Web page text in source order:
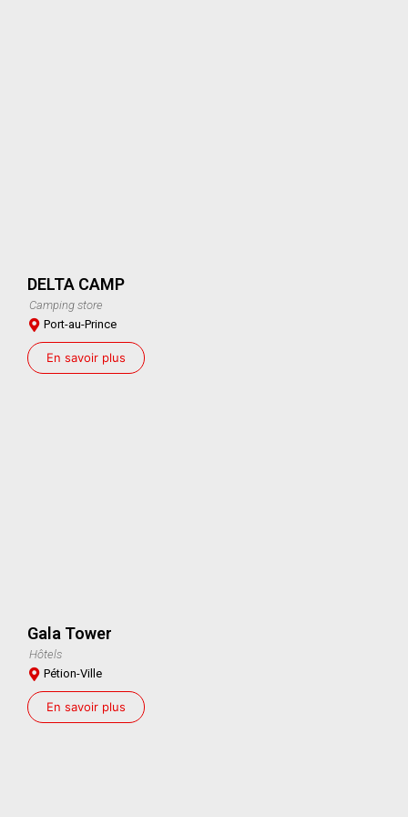
DELTA CAMP
Camping store
Port-au-Prince
En savoir plus
Gala Tower
Hôtels
Pétion-Ville
En savoir plus